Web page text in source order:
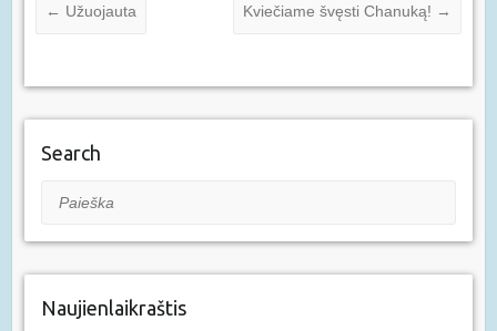
← Užuojauta Kviečiame švęsti Chanuką! →
Search
Paieška
Naujienlaikraštis